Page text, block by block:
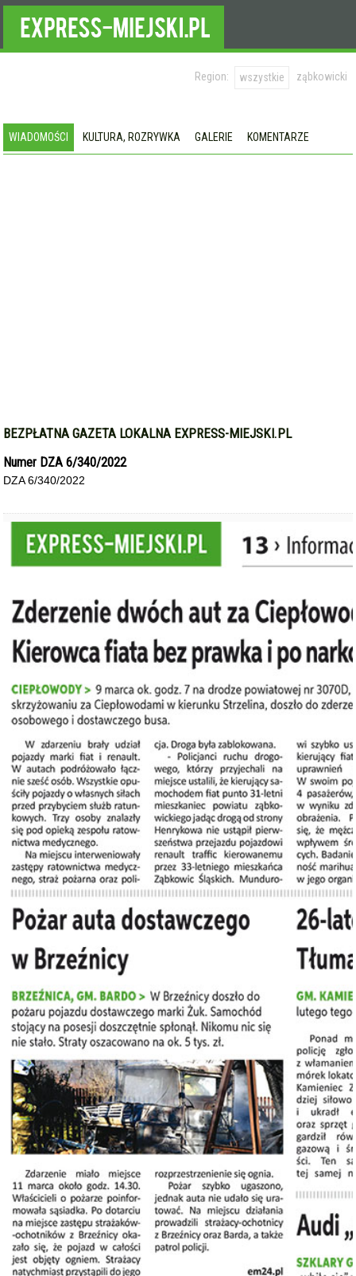
Region: wszystkie ząbkowicki
WIADOMOŚCI KULTURA, ROZRYWKA GALERIE KOMENTARZE
BEZPŁATNA GAZETA LOKALNA EXPRESS-MIEJSKI.PL
Numer DZA 6/340/2022
DZA 6/340/2022